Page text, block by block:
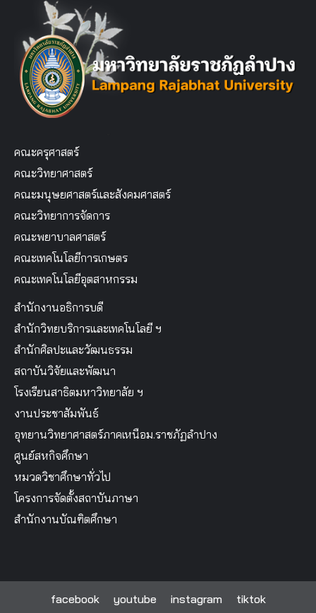
คณะครุศาสตร์
คณะวิทยาศาสตร์
คณะมนุษยศาสตร์และสังคมศาสตร์
คณะวิทยาการจัดการ
คณะพยาบาลศาสตร์
คณะเทคโนโลยีการเกษตร
คณะเทคโนโลยีอุตสาหกรรม
สำนักงานอธิการบดี
สำนักวิทยบริการและเทคโนโลยี ฯ
สำนักศิลปะและวัฒนธรรม
สถาบันวิจัยและพัฒนา
โรงเรียนสาธิตมหาวิทยาลัย ฯ
งานประชาสัมพันธ์
อุทยานวิทยาศาสตร์ภาคเหนือม.ราชภัฏลำปาง
ศูนย์สหกิจศึกษา
หมวดวิชาศึกษาทั่วไป
โครงการจัดตั้งสถาบันภาษา
สำนักงานบัณฑิตศึกษา
facebook youtube instagram tiktok